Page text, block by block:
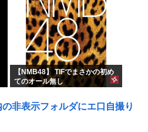
【NMB48】 TIFでまさかの初め
てのオール無し
非表示フォルダにエ口自撮り